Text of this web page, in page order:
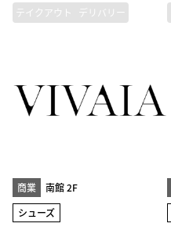
テイクアウト デリバリー
商業
南館 2F
シューズ